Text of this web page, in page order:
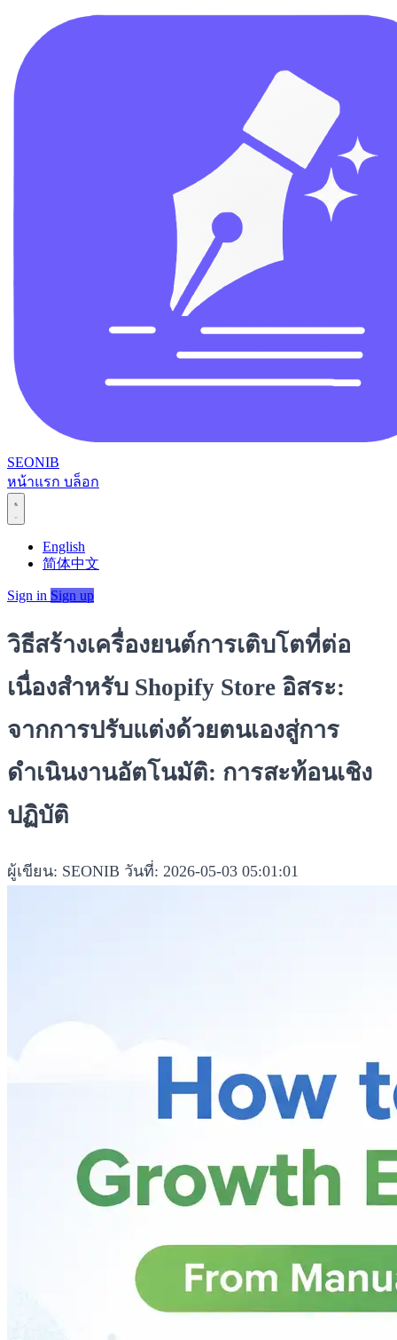
SEONIB
หน้าแรก บล็อก
English
简体中文
Sign in Sign up
วิธีสร้างเครื่องยนต์การเติบโตที่ต่อ
เนื่องสำหรับ Shopify Store อิสระ:
จากการปรับแต่งด้วยตนเองสู่การ
ดำเนินงานอัตโนมัติ: การสะท้อนเชิง
ปฏิบัติ
ผู้เขียน: SEONIB วันที่: 2026-05-03 05:01:01